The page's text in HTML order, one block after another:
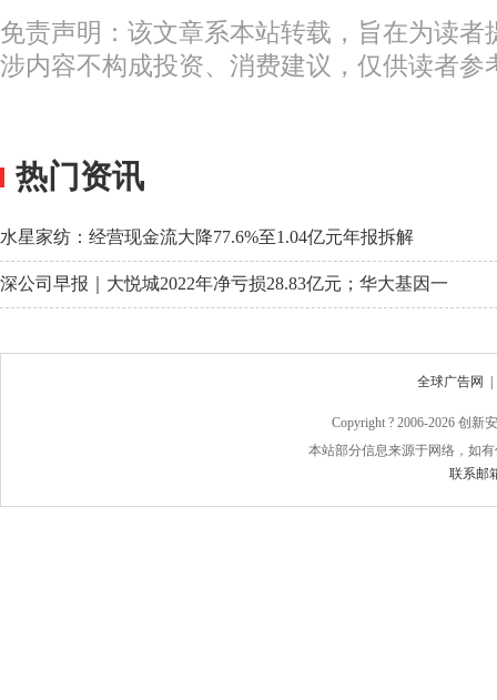
免责声明：该文章系本站转载，旨在为读者
涉内容不构成投资、消费建议，仅供读者参
热门资讯
水星家纺：经营现金流大降77.6%至1.04亿元年报拆解
深公司早报｜大悦城2022年净亏损28.83亿元；华大基因一
全球广告网
Copyright ? 2006-2026 创新
本站部分信息来源于网络，如
联系邮